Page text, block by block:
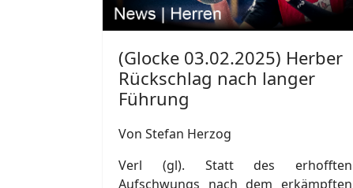
(Glocke 03.02.2025) Herber
Rückschlag nach langer
Führung
Von Stefan Herzog
Verl (gl). Statt des erhofften
Aufschwungs nach dem erkämpften